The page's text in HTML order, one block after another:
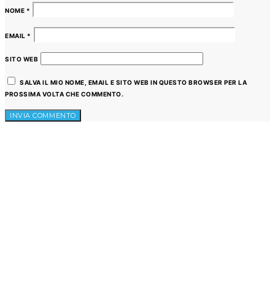
NOME *
EMAIL *
SITO WEB
SALVA IL MIO NOME, EMAIL E SITO WEB IN QUESTO BROWSER PER LA
PROSSIMA VOLTA CHE COMMENTO.